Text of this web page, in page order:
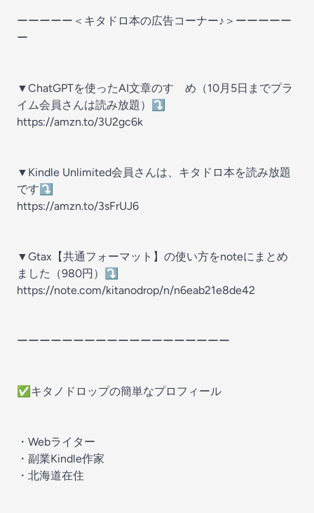
ーーーーー＜キタドロ本の広告コーナー♪＞ーーーーー
ー
▼ChatGPTを使ったAI文章のすゝめ（10月5日までプラ
イム会員さんは読み放題）⤵
https://amzn.to/3U2gc6k
▼Kindle Unlimited会員さんは、キタドロ本を読み放題
です⤵
https://amzn.to/3sFrUJ6
▼Gtax【共通フォーマット】の使い方をnoteにまとめ
ました（980円）⤵
https://note.com/kitanodrop/n/n6eab21e8de42
ーーーーーーーーーーーーーーーーーーー
✅キタノドロップの簡単なプロフィール
・Webライター
・副業Kindle作家
・北海道在住